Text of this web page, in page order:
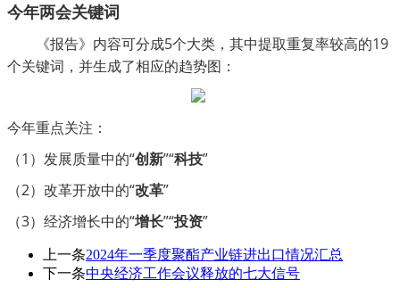
今年两会关键词
《报告》内容可分成5个大类，其中提取重复率较高的19
个关键词，并生成了相应的趋势图：
今年重点关注：
（1）发展质量中的“创新”“科技”
（2）改革开放中的“改革”
（3）经济增长中的“增长”“投资”
上一条2024年一季度聚酯产业链进出口情况汇总
下一条中央经济工作会议释放的七大信号